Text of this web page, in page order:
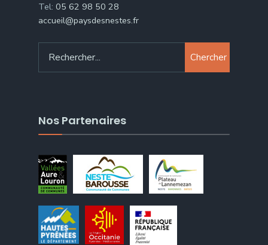
Tel: 05 62 98 50 28
accueil@paysdesnestes.fr
Chercher
Nos Partenaires